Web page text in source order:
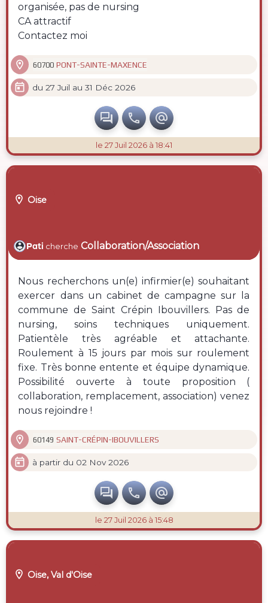
organisée, pas de nursing
CA attractif
Contactez moi
 60700 PONT-SAINTE-MAXENCE
 du 27 Juil au 31 Déc 2026
  
le 27 Juil 2026 à 18:41
 Oise
Pati cherche Collaboration/Association
Nous recherchons un(e) infirmier(e) souhaitant
exercer dans un cabinet de campagne sur la
commune de Saint Crépin Ibouvillers. Pas de
nursing, soins techniques uniquement.
Patientèle très agréable et attachante.
Roulement à 15 jours par mois sur roulement
fixe. Très bonne entente et équipe dynamique.
Possibilité ouverte à toute proposition (
collaboration, remplacement, association) venez
nous rejoindre !
 60149 SAINT-CRÉPIN-IBOUVILLERS
 à partir du 02 Nov 2026
  
le 27 Juil 2026 à 15:48
 Oise, Val d'Oise